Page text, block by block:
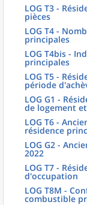
LOG T3 -
pièces
LOG T4 -
principales
LOG T4bis -
principales
LOG T5 -
période
LOG G1 -
de logement
LOG T6 -
résidence
LOG G2 -
2022
LOG T7 -
d'occupation
LOG T8M -
combustible